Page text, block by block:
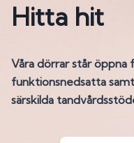
Hitta hit
Våra dörrar står öppna
funktionsnedsatta
särskilda